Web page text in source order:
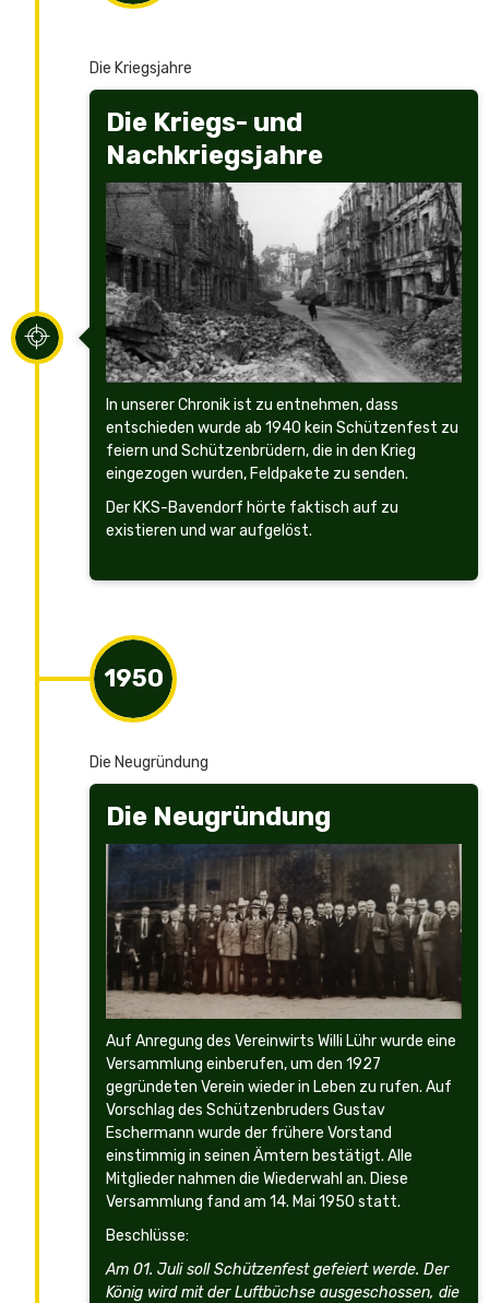
Die Kriegsjahre
Die Kriegs- und
Nachkriegsjahre
In unserer Chronik ist zu entnehmen, dass
entschieden wurde ab 1940 kein Schützenfest zu
feiern und Schützenbrüdern, die in den Krieg
eingezogen wurden, Feldpakete zu senden.
Der KKS-Bavendorf hörte faktisch auf zu
existieren und war aufgelöst.
1950
Die Neugründung
Die Neugründung
Auf Anregung des Vereinwirts Willi Lühr wurde eine
Versammlung einberufen, um den 1927
gegründeten Verein wieder in Leben zu rufen. Auf
Vorschlag des Schützenbruders Gustav
Eschermann wurde der frühere Vorstand
einstimmig in seinen Ämtern bestätigt. Alle
Mitglieder nahmen die Wiederwahl an. Diese
Versammlung fand am 14. Mai 1950 statt.
Beschlüsse:
Am 01. Juli soll Schützenfest gefeiert werde. Der
König wird mit der Luftbüchse ausgeschossen, die